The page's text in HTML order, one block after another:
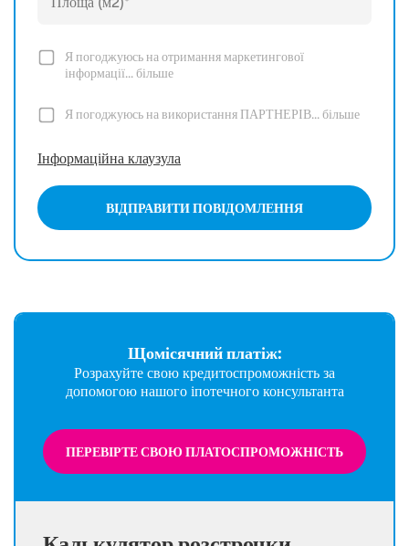
Я погоджуюсь на отримання маркетингової
інформації...більше
Я погоджуюсь на використання ПАРТНЕРІВ...більше
Інформаційна клаузула
ВІДПРАВИТИ ПОВІДОМЛЕННЯ
Щомісячний платіж:
Розрахуйте свою кредитоспроможність за
допомогою нашого іпотечного консультанта
ПЕРЕВІРТЕ СВОЮ ПЛАТОСПРОМОЖНІСТЬ